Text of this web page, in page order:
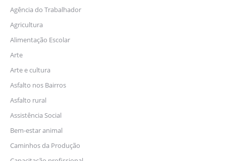
Agência do Trabalhador
Agricultura
Alimentação Escolar
Arte
Arte e cultura
Asfalto nos Bairros
Asfalto rural
Assistência Social
Bem-estar animal
Caminhos da Produção